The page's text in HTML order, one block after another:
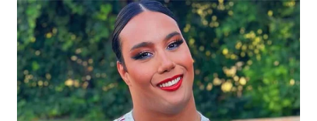
WAHANA
UMKM
WAHANA
SELEB